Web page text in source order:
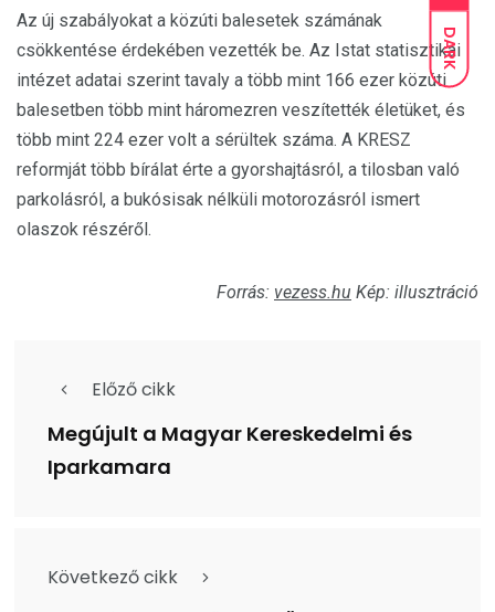
DARK
Az új szabályokat a közúti balesetek számának
csökkentése érdekében vezették be. Az Istat statisztikai
intézet adatai szerint tavaly a több mint 166 ezer közúti
balesetben több mint háromezren veszítették életüket, és
több mint 224 ezer volt a sérültek száma. A KRESZ
reformját több bírálat érte a gyorshajtásról, a tilosban való
parkolásról, a bukósisak nélküli motorozásról ismert
olaszok részéről.
Forrás: vezess.hu Kép: illusztráció
Előző cikk
Megújult a Magyar Kereskedelmi és
Iparkamara
Következő cikk